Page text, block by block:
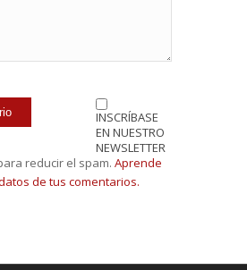
INSCRÍBASE
EN NUESTRO
NEWSLETTER
reducir el spam. Aprende
de tus comentarios.